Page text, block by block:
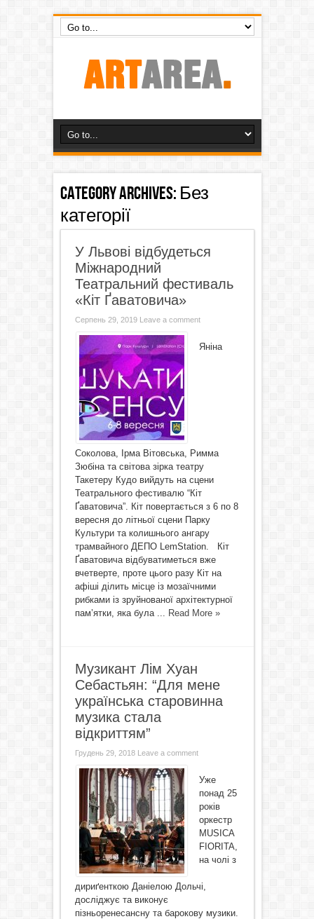
Category Archives: Без
категорії
У Львові відбудеться
Міжнародний
Театральний фестиваль
«Кіт Ґаватовича»
Серпень 29, 2019 Leave a comment
Яніна
Соколова, Ірма Вітовська, Римма
Зюбіна та світова зірка театру
Такетеру Кудо вийдуть на сцени
Театрального фестивалю “Кіт
Ґаватовича”. Кіт повертається з 6 по 8
вересня до літньої сцени Парку
Культури та колишнього ангару
трамвайного ДЕПО LemStation. Кіт
Ґаватовича відбуватиметься вже
вчетверте, проте цього разу Кіт на
афіші ділить місце із мозаїчними
рибками із зруйнованої архітектурної
пам’ятки, яка була ... Read More »
Музикант Лім Хуан
Себастьян: “Для мене
українська старовинна
музика стала
відкриттям”
Грудень 29, 2018 Leave a comment
Уже
понад 25
років
оркестр
MUSICA
FIORITA,
на чолі з
дириґенткою Даніелою Дольчі,
досліджує та виконує
пізньоренесансну та барокову музики.